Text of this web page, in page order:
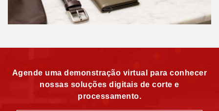
Agende uma demonstração virtual para conhecer
nossas soluções digitais de corte e
processamento.